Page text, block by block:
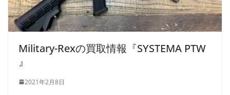
Military-Rexの買取情報『SYSTEMA PTW
』
2021年2月8日